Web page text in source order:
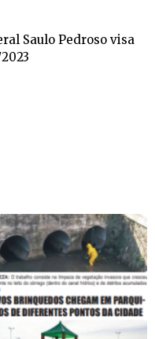
Saulo Pedroso visa